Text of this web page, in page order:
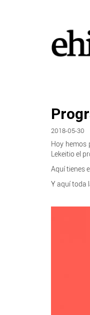
2018-05-30
Hoy hemos
Lekeitio el
Aquí tienes
Y aquí toda